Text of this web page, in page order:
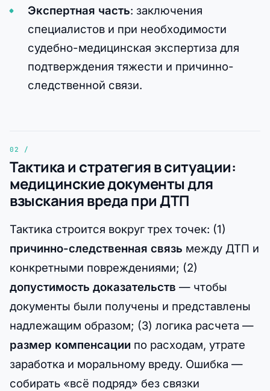
Экспертная часть: заключения
специалистов и при необходимости
судебно-медицинская экспертиза для
подтверждения тяжести и причинно-
следственной связи.
Тактика и стратегия в ситуации:
медицинские документы для
взыскания вреда при ДТП
Тактика строится вокруг трех точек: (1)
причинно-следственная связь между ДТП и
конкретными повреждениями; (2)
допустимость доказательств — чтобы
документы были получены и представлены
надлежащим образом; (3) логика расчета —
размер компенсации по расходам, утрате
заработка и моральному вреду. Ошибка —
собирать «всё подряд» без связки